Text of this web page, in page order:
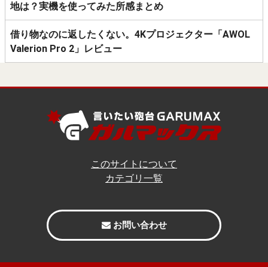
地は？実機を使ってみた所感まとめ
借り物なのに返したくない。4Kプロジェクター「AWOL
Valerion Pro 2」レビュー
このサイトについて
カテゴリ一覧
お問い合わせ